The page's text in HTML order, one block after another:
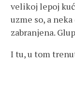
velikoj lepoj
uzme so, a
zabranjena.
I tu, u tom